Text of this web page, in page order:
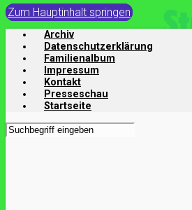
Zum Hauptinhalt springen
Archiv
Datenschutzerklärung
Familienalbum
Impressum
Kontakt
Presseschau
Startseite